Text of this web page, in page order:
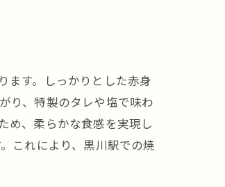
ます。しっかりとした赤身
り、特製のタレや塩で味わ
め、柔らかな食感を実現し
これにより、黒川駅での焼